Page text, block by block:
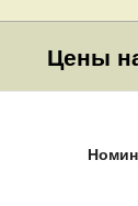
Цены